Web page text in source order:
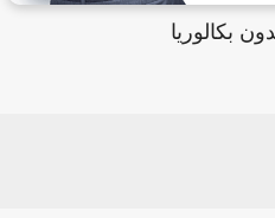
بكالوريا